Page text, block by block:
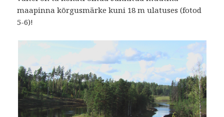
maapinna kõrgusmärke kuni 18 m ulatuses (fotod
5-6)!